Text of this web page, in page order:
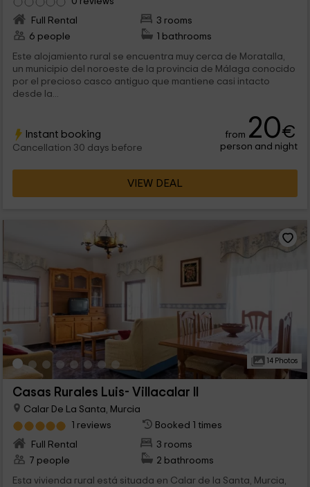
Full Rental
3 rooms
6 people
1 bathrooms
Este alojamiento rural se encuentra muy cerca de Moratalla,
un municipio del noroeste de la provincia de Málaga conocido
por el precioso casco antiguo que mantiene casi intacto
desde la...
Instant booking
Cancellation 30 days before
from 20€
person and night
VIEW DEAL
14 Photos
Casas Rurales Luis- Villacalar II
Calar De La Santa, Murcia
1 reviews
Booked 1 times
Full Rental
3 rooms
7 people
2 bathrooms
Esta vivienda rural está situada en Calar de la Santa, Murcia,